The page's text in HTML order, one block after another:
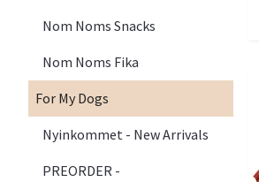
Nom Noms Snacks
Nom Noms Fika
For My Dogs
Nyinkommet - New Arrivals
PREORDER -